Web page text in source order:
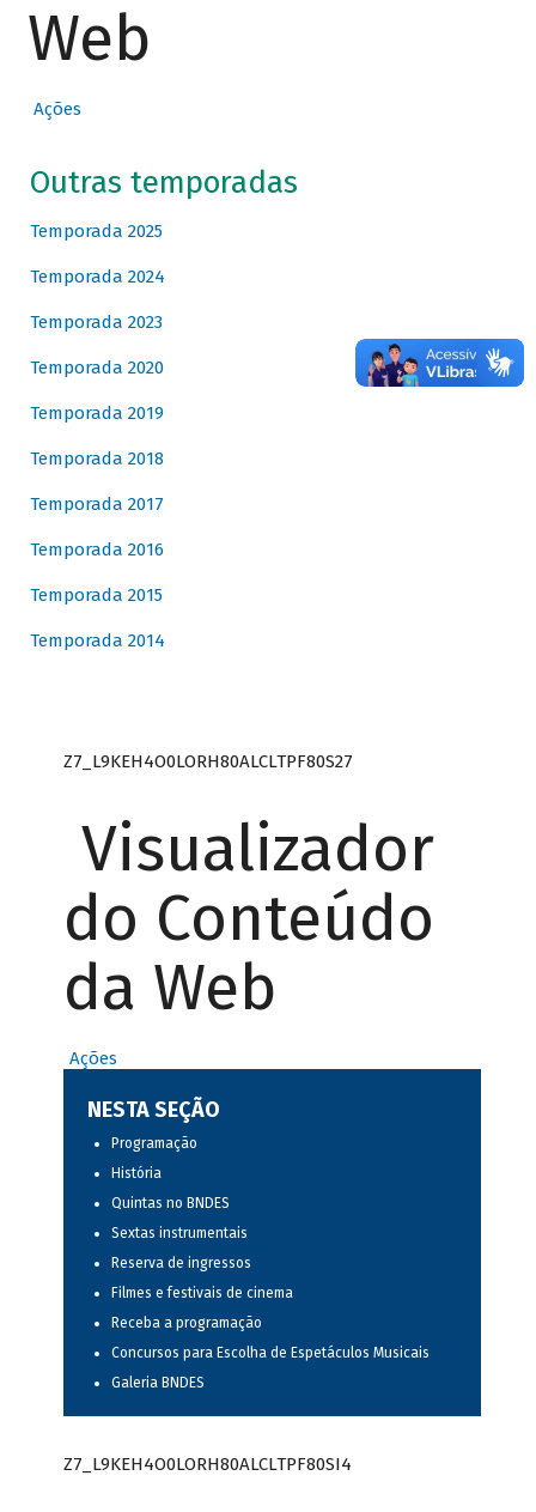
Web
Ações
Outras temporadas
Temporada 2025
Temporada 2024
Temporada 2023
Temporada 2020
Temporada 2019
Temporada 2018
Temporada 2017
Temporada 2016
Temporada 2015
Temporada 2014
Z7_L9KEH4O0LORH80ALCLTPF80S27
Visualizador
do Conteúdo
da Web
Ações
NESTA SEÇÃO
Programação
História
Quintas no BNDES
Sextas instrumentais
Reserva de ingressos
Filmes e festivais de cinema
Receba a programação
Concursos para Escolha de Espetáculos Musicais
Galeria BNDES
Z7_L9KEH4O0LORH80ALCLTPF80SI4